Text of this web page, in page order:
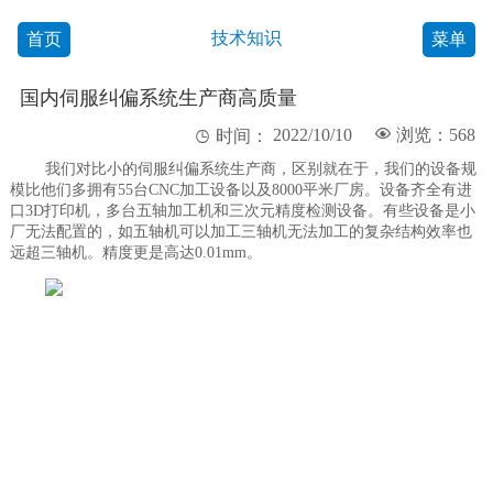
首页 技术知识 菜单
国内伺服纠偏系统生产商高质量
 浏览：568
 时间： 2022/10/10
我们对比小的伺服纠偏系统生产商，区别就在于，我们的设备规
模比他们多拥有55台CNC加工设备以及8000平米厂房。设备齐全有进
口3D打印机，多台五轴加工机和三次元精度检测设备。有些设备是小
厂无法配置的，如五轴机可以加工三轴机无法加工的复杂结构效率也
远超三轴机。精度更是高达0.01mm。